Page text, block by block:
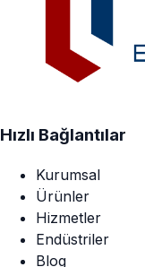
Hızlı Bağlantılar
Kurumsal
Ürünler
Hizmetler
Endüstriler
Blog